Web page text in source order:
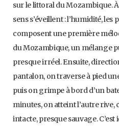
sur le littoral du Mozambique.
sens s’éveillent : l’humidité, les
composent une première
du Mozambique, un mélange
presque irréel. Ensuite,
pantalon, on traverse à pied
puis on grimpe à bord d’un
minutes, on atteint l’autre rive,
intacte, presque sauvage.